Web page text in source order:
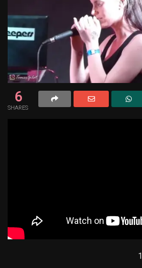
6
SHARES